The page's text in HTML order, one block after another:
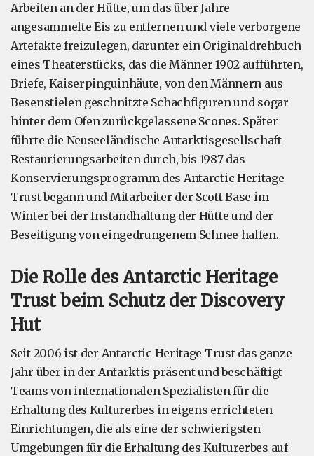
Arbeiten an der Hütte, um das über Jahre
angesammelte Eis zu entfernen und viele verborgene
Artefakte freizulegen, darunter ein Originaldrehbuch
eines Theaterstücks, das die Männer 1902 aufführten,
Briefe, Kaiserpinguinhäute, von den Männern aus
Besenstielen geschnitzte Schachfiguren und sogar
hinter dem Ofen zurückgelassene Scones. Später
führte die Neuseeländische Antarktisgesellschaft
Restaurierungsarbeiten durch, bis 1987 das
Konservierungsprogramm des Antarctic Heritage
Trust begann und Mitarbeiter der Scott Base im
Winter bei der Instandhaltung der Hütte und der
Beseitigung von eingedrungenem Schnee halfen.
Die Rolle des Antarctic Heritage
Trust beim Schutz der Discovery
Hut
Seit 2006 ist der Antarctic Heritage Trust das ganze
Jahr über in der Antarktis präsent und beschäftigt
Teams von internationalen Spezialisten für die
Erhaltung des Kulturerbes in eigens errichteten
Einrichtungen, die als eine der schwierigsten
Umgebungen für die Erhaltung des Kulturerbes auf